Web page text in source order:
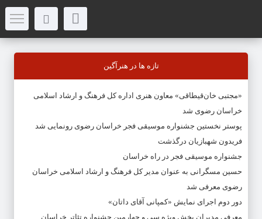
تازه ها در هنرآگین
«مجتبی خان‌قیطاقی» معاون هنری اداره کل فرهنگ و ارشاد اسلامی
خراسان رضوی شد
پوستر نخستین جشنواره موسیقی فجر خراسان رضوی رونمایی شد
فریدون شهبازیان درگذشت
جشنواره موسیقی فجر در راه خراسان
حسین مسگرانی به عنوان مدیر کل فرهنگ و ارشاد اسلامی خراسان
رضوی معرفی شد
دور دوم اجرای نمایش «کمپانی آقای داتان»
معرفی مدیران بخش ویژه سی و چهارمین جشنواره تئاتر خراسان